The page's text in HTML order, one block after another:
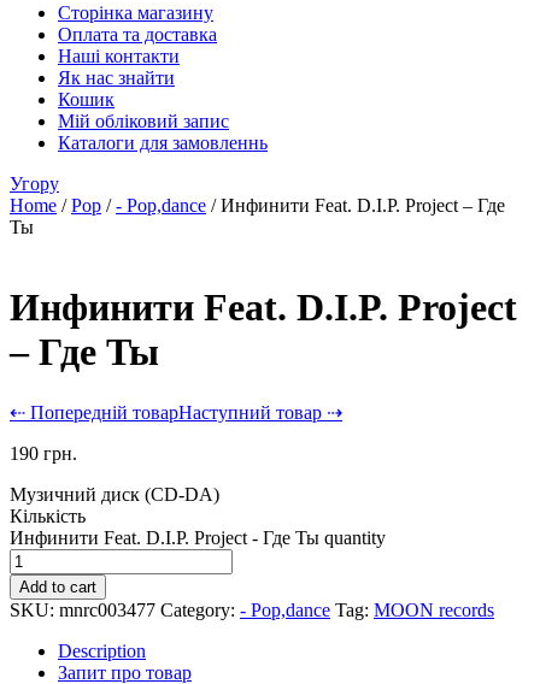
Сторінка магазину
Оплата та доставка
Наші контакти
Як нас знайти
Кошик
Мій обліковий запис
Каталоги для замовленнь
Угору
Home /Pop /- Pop,dance / Инфинити Feat. D.I.P. Project – Где
Ты
Инфинити Feat. D.I.P. Project
– Где Ты
⇠ Попередній товарНаступний товар ⇢
190 грн.
Музичний диск (CD-DA)
Кількість
Инфинити Feat. D.I.P. Project - Где Ты quantity
Add to cart
SKU: mnrc003477 Category: - Pop,dance Tag: MOON records
Description
Запит про товар